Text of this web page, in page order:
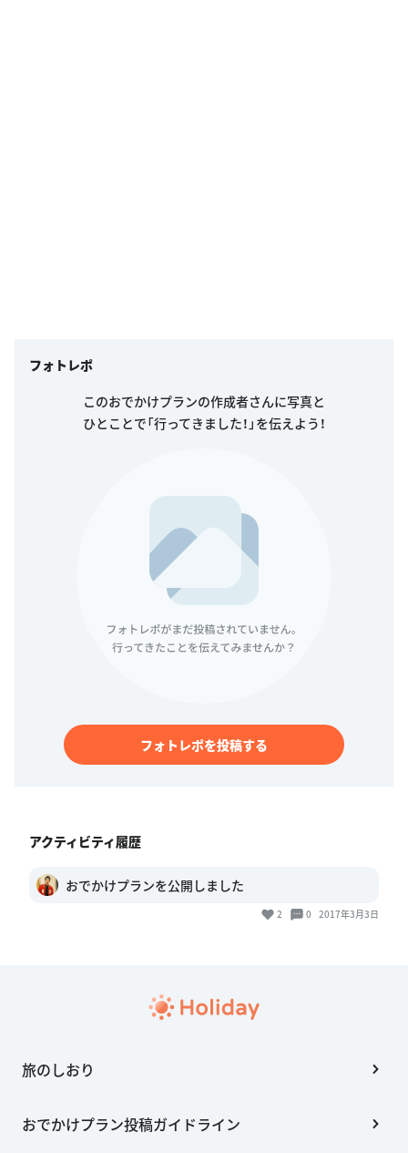
フォトレポ
このおでかけプランの作成者さんに写真と
ひとことで「行ってきました！」を伝えよう！
フォトレポを投稿する
アクティビティ履歴
おでかけプランを公開しました
2 0 2017年3月3日
旅のしおり
おでかけプラン投稿ガイドライン